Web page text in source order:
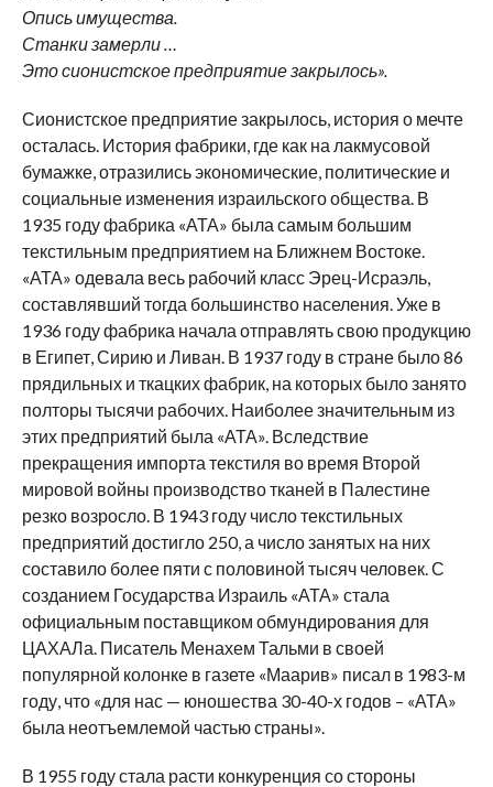
Опись имущества.
Станки замерли …
Это сионистское предприятие закрылось».
Сионистское предприятие закрылось, история о мечте
осталась. История фабрики, где как на лакмусовой
бумажке, отразились экономические, политические и
социальные изменения израильского общества. В
1935 году фабрика «АТА» была самым большим
текстильным предприятием на Ближнем Востоке.
«АТА» одевала весь рабочий класс Эрец-Исраэль,
составлявший тогда большинство населения. Уже в
1936 году фабрика начала отправлять свою продукцию
в Египет, Сирию и Ливан. В 1937 году в стране было 86
прядильных и ткацких фабрик, на которых было занято
полторы тысячи рабочих. Наиболее значительным из
этих предприятий была «АТА». Вследствие
прекращения импорта текстиля во время Второй
мировой войны производство тканей в Палестине
резко возросло. В 1943 году число текстильных
предприятий достигло 250, а число занятых на них
составило более пяти с половиной тысяч человек. С
созданием Государства Израиль «АТА» стала
официальным поставщиком обмундирования для
ЦАХАЛа. Писатель Менахем Тальми в своей
популярной колонке в газете «Маарив» писал в 1983-м
году, что «для нас — юношества 30-40-х годов – «АТА»
была неотъемлемой частью страны».
В 1955 году стала расти конкуренция со стороны